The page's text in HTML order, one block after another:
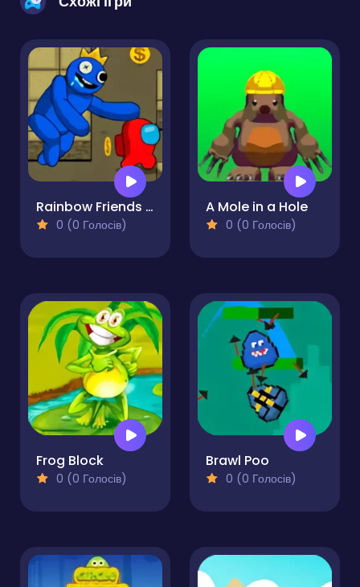
Rainbow Friends Survival
0 (0 Голосів)
A Mole in a Hole
0 (0 Голосів)
Frog Block
0 (0 Голосів)
Brawl Poo
0 (0 Голосів)